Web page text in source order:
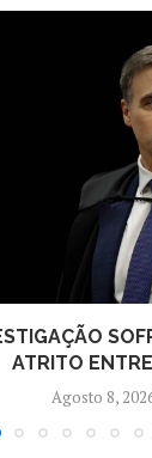
ATRITO
Agosto 8,